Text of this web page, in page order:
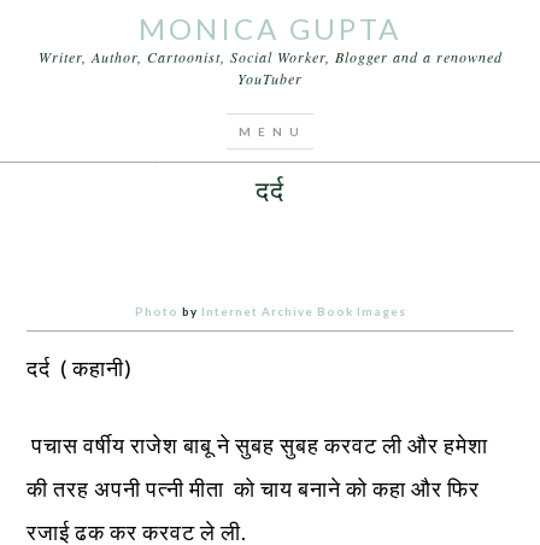
MONICA GUPTA
Writer, Author, Cartoonist, Social Worker, Blogger and a renowned
YouTuber
दर्द
Photo by Internet Archive Book Images
दर्द ( कहानी)
पचास वर्षीय राजेश बाबू ने सुबह सुबह करवट ली और हमेशा
की तरह अपनी पत्नी मीता को चाय बनाने को कहा और फिर
रजाई ढक कर करवट ले ली.